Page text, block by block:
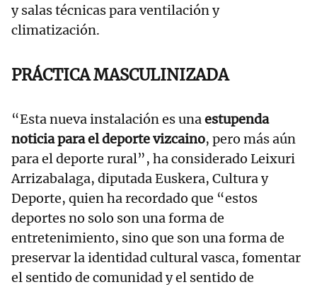
y salas técnicas para ventilación y
climatización.
PRÁCTICA MASCULINIZADA
“Esta nueva instalación es unaestupenda
noticia para el deporte vizcaino, pero más aún
para el deporte rural”, ha considerado Leixuri
Arrizabalaga, diputada Euskera, Cultura y
Deporte, quien ha recordado que “estos
deportes no solo son una forma de
entretenimiento, sino que son una forma de
preservar la identidad cultural vasca, fomentar
el sentido de comunidad y el sentido de